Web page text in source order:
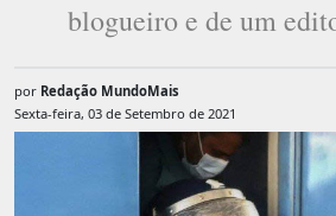
blogueiro e de um
por Redação MundoMais
Sexta-feira, 03 de Setembro de 2021